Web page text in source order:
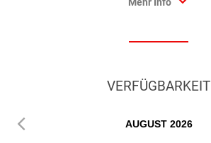
VERFÜGBARKEIT
AUGUST 2026